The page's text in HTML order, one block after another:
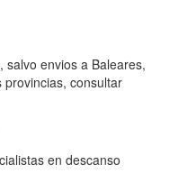
salvo envios a Baleares,
consultar
en descanso